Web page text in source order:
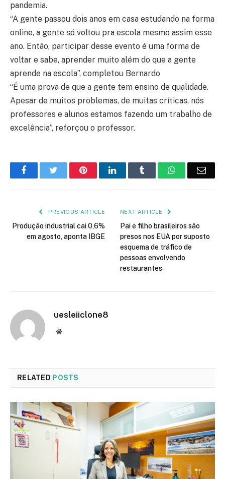
pandemia.
“A gente passou dois anos em casa estudando na forma
online, a gente só voltou pra escola mesmo assim esse
ano. Então, participar desse evento é uma forma de
voltar e sabe, aprender muito além do que a gente
aprende na escola”, completou Bernardo
“É uma prova de que a gente tem ensino de qualidade.
Apesar de muitos problemas, de muitas críticas, nós
professores e alunos estamos fazendo um trabalho de
excelência”, reforçou o professor.
FacebookTwitter PinterestLinkedIn Tumblr WhatsApp
PREVIOUS ARTICLE
Produção industrial cai 0,6%
em agosto, aponta IBGE
NEXT ARTICLE
Pai e filho brasileiros são
presos nos EUA por suposto
esquema de tráfico de
pessoas envolvendo
restaurantes
uesleiiclone8
Website
RELATED POSTS